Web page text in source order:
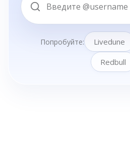
Попробуйте: Livedune
Redbull